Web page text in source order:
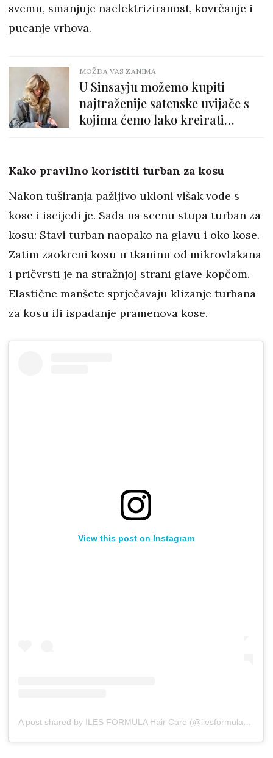
svemu, smanjuje naelektriziranost, kovrčanje i
pucanje vrhova.
MOŽDA VAS ZANIMA
U Sinsayju možemo kupiti
najtraženije satenske uvijače s
kojima ćemo lako kreirati
Kako pravilno koristiti turban za kosu
Nakon tuširanja pažljivo ukloni višak vode s
kose i iscijedi je. Sada na scenu stupa turban za
kosu: Stavi turban naopako na glavu i oko kose.
Zatim zaokreni kosu u tkaninu od mikrovlakana
i pričvrsti je na stražnjoj strani glave kopčom.
Elastične manšete sprječavaju klizanje turbana
za kosu ili ispadanje pramenova kose.
View this post on Instagram
A post shared by ILES FORMULA Hair Care (@ilesformula_hair)